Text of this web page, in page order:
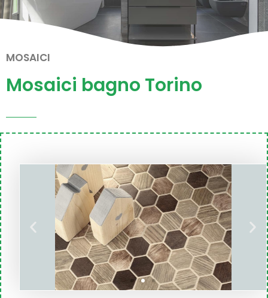
MOSAICI
Mosaici bagno Torino
D
a
P
o